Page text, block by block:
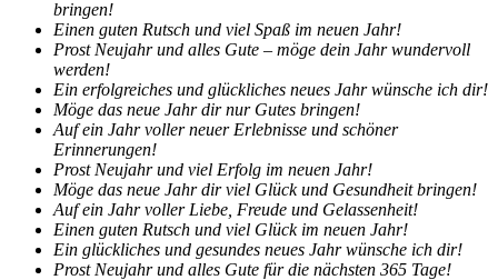
bringen!
Einen guten Rutsch und viel Spaß im neuen Jahr!
Prost Neujahr und alles Gute – möge dein Jahr wundervoll
werden!
Ein erfolgreiches und glückliches neues Jahr wünsche ich dir!
Möge das neue Jahr dir nur Gutes bringen!
Auf ein Jahr voller neuer Erlebnisse und schöner
Erinnerungen!
Prost Neujahr und viel Erfolg im neuen Jahr!
Möge das neue Jahr dir viel Glück und Gesundheit bringen!
Auf ein Jahr voller Liebe, Freude und Gelassenheit!
Einen guten Rutsch und viel Glück im neuen Jahr!
Ein glückliches und gesundes neues Jahr wünsche ich dir!
Prost Neujahr und alles Gute für die nächsten 365 Tage!